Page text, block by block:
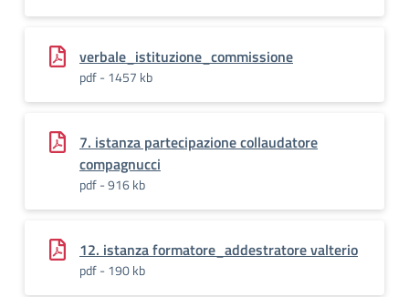
verbale_istituzione_commissione
pdf - 1457 kb
7. istanza partecipazione collaudatore
compagnucci
pdf - 916 kb
12. istanza formatore_addestratore valterio
pdf - 190 kb